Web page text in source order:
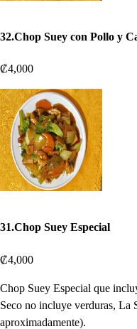
32.Chop Suey con Pollo y
₡4,000
31.Chop Suey Especial
₡4,000
Chop Suey Especial que
Seco no incluye verduras, La
aproximadamente).